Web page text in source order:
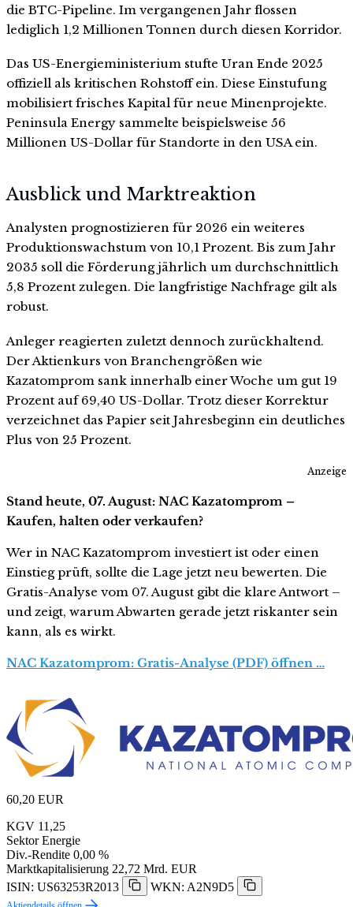
die BTC-Pipeline. Im vergangenen Jahr flossen
lediglich 1,2 Millionen Tonnen durch diesen Korridor.
Das US-Energieministerium stufte Uran Ende 2025
offiziell als kritischen Rohstoff ein. Diese Einstufung
mobilisiert frisches Kapital für neue Minenprojekte.
Peninsula Energy sammelte beispielsweise 56
Millionen US-Dollar für Standorte in den USA ein.
Ausblick und Marktreaktion
Analysten prognostizieren für 2026 ein weiteres
Produktionswachstum von 10,1 Prozent. Bis zum Jahr
2035 soll die Förderung jährlich um durchschnittlich
5,8 Prozent zulegen. Die langfristige Nachfrage gilt als
robust.
Anleger reagierten zuletzt dennoch zurückhaltend.
Der Aktienkurs von Branchengrößen wie
Kazatomprom sank innerhalb einer Woche um gut 19
Prozent auf 69,40 US-Dollar. Trotz dieser Korrektur
verzeichnet das Papier seit Jahresbeginn ein deutliches
Plus von 25 Prozent.
Anzeige
Stand heute, 07. August: NAC Kazatomprom –
Kaufen, halten oder verkaufen?
Wer in NAC Kazatomprom investiert ist oder einen
Einstieg prüft, sollte die Lage jetzt neu bewerten. Die
Gratis-Analyse vom 07. August gibt die klare Antwort –
und zeigt, warum Abwarten gerade jetzt riskanter sein
kann, als es wirkt.
NAC Kazatomprom: Gratis-Analyse (PDF) öffnen …
60,20 EUR
KGV 11,25
Sektor Energie
Div.-Rendite 0,00 %
Marktkapitalisierung 22,72 Mrd. EUR
ISIN: US63253R2013
WKN: A2N9D5